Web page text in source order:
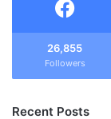
26,855
Followers
Recent Posts